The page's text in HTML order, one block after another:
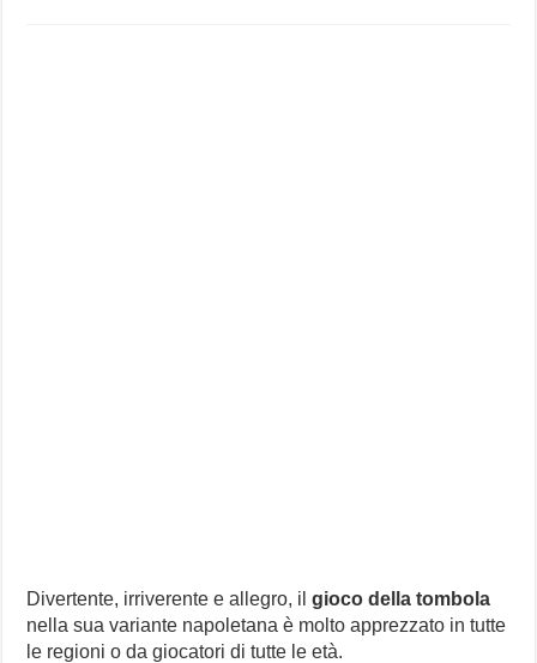
Divertente, irriverente e allegro, ilgioco della tombola
nella sua variante napoletana è molto apprezzato in tutte
le regioni o da giocatori di tutte le età.